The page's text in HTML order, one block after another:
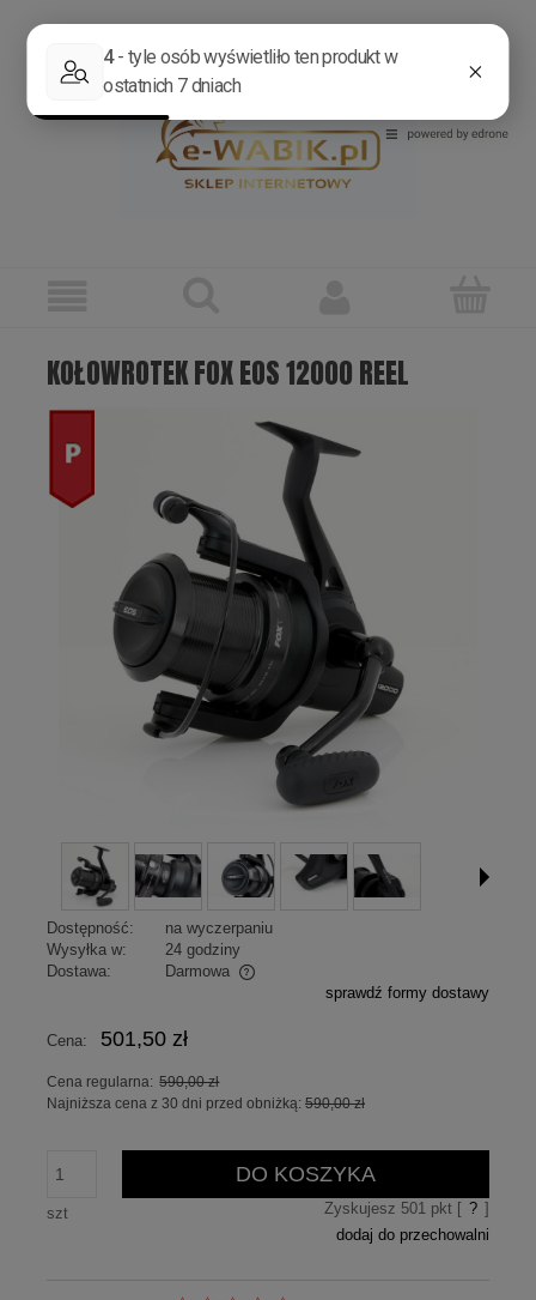
KOŁOWROTEK FOX EOS 12000 REEL
Dostępność:
na wyczerpaniu
Wysyłka w:
24 godziny
Dostawa:
Darmowa
Cena nie zawiera ewentualnych kosztów płatności
sprawdź formy dostawy
Cena: 501,50 zł
Cena regularna: 590,00 zł
Najniższa cena z 30 dni przed obniżką: 590,00 zł
szt
DO KOSZYKA
Zyskujesz 501pkt [ ? ]
dodaj do przechowalni